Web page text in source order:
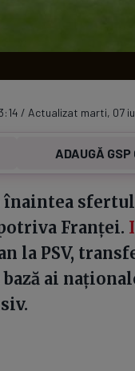
/ Actualizat marti, 07
ADAUGĂ
Franței.
la PSV,
ai